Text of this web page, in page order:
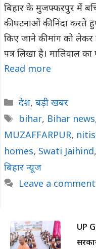
बिहार के मुजफ्फरपुर में
की घटनाओं की निंदा करते
किए जाने की मांग को लेकर
पत्र लिखा है। मालिवाल
Read more
Categories
देश, बड़ी खबर
Tags
bihar, Bihar news
MUZAFFARPUR,
homes, Swati Jaihind,
बिहार न्यूज
Leave a comment
UP